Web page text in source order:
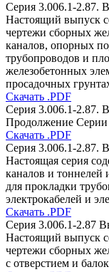
Серия 3.006.1-2.87.
Настоящий выпуск
чертежи сборных
каналов, опорных
трубопроводов и
железобетонных
просадочных
Скачать .PDF
Серия 3.006.1-2.87.
Продолжение Серии
Скачать .PDF
Серия 3.006.1-2.87.
Настоящая серия
каналов и тоннелей
для прокладки
электрокабелей и
Скачать .PDF
Серия 3.006.1-2.87
Настоящий выпуск
чертежи сборных
с отверстием и